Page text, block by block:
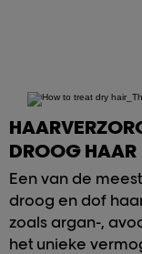
DROOG HAAR
Een van de
droog en dof
zoals argan-,
het unieke